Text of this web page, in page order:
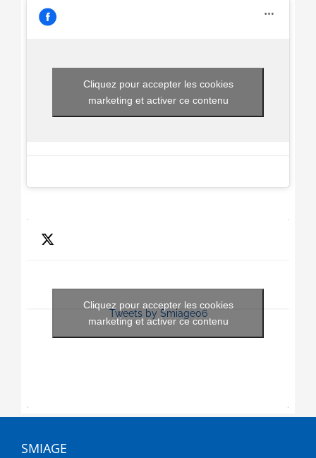
Cliquez pour accepter les cookies
marketing et activer ce contenu
Tweets by Smiage06
Cliquez pour accepter les cookies
marketing et activer ce contenu
SMIAGE